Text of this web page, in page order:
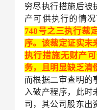
穷尽执行措施后被
产可供执行的情况
748号之三执行裁
序。该裁定证实未
执行措施无财产
务，且明显缺乏清
而根据二审查明的
入破产程序，此时
司，其公司股东出